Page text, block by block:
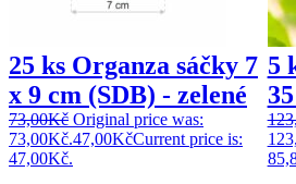
25 ks Organza sáčky 7
x 9 cm (SDB) - zelené
73,00Kč Original price was:
73,00Kč.47,00KčCurrent price is:
47,00Kč.
5